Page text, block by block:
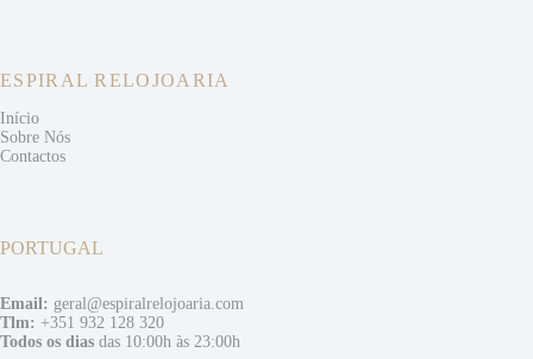
ESPIRAL RELOJOARIA
Início
Sobre Nós
Contactos
PORTUGAL
Email: geral@espiralrelojoaria.com
Tlm: +351 932 128 320
Todos os dias das 10:00h às 23:00h